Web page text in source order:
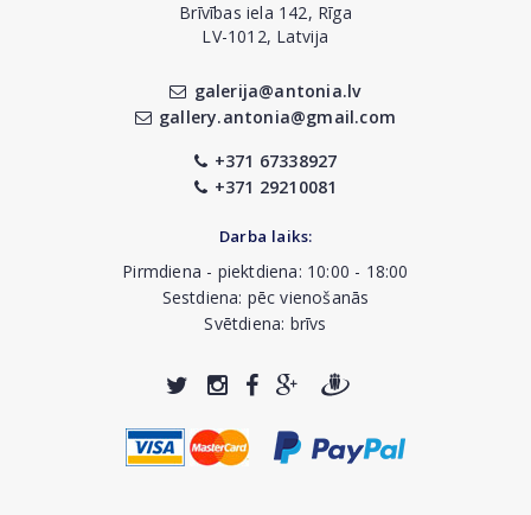
Brīvības iela 142, Rīga
LV-1012, Latvija
galerija@antonia.lv
gallery.antonia@gmail.com
+371 67338927
+371 29210081
Darba laiks:
Pirmdiena - piektdiena: 10:00 - 18:00
Sestdiena: pēc vienošanās
Svētdiena: brīvs